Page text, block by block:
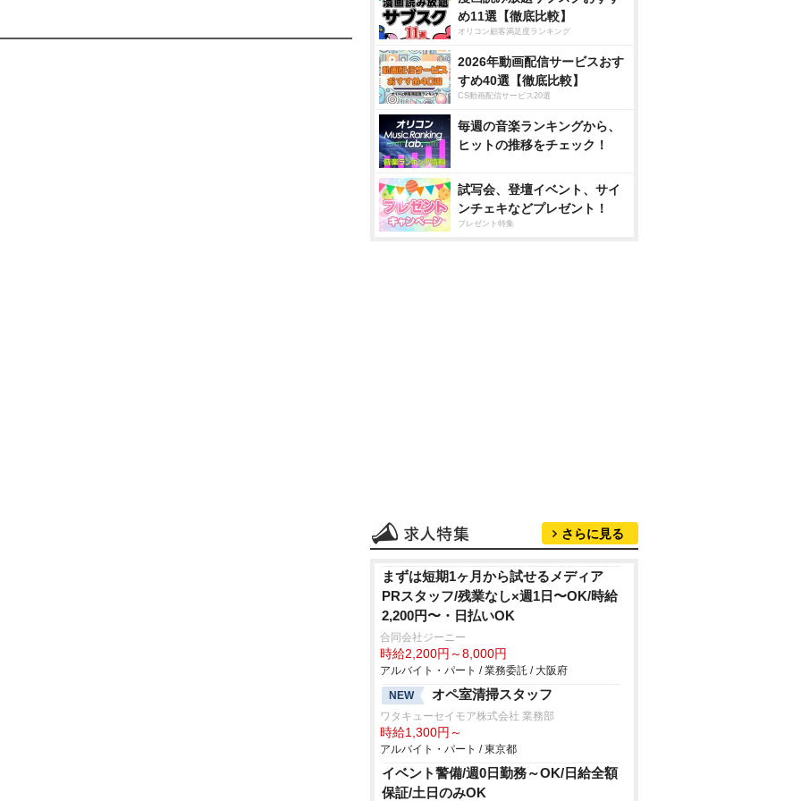
め11選【徹底比較】
オリコン顧客満足度ランキング
2026年動画配信サービスおす
すめ40選【徹底比較】
CS動画配信サービス20選
毎週の音楽ランキングから、
ヒットの推移をチェック！
試写会、登壇イベント、サイ
ンチェキなどプレゼント！
プレゼント特集
さらに見る
まずは短期1ヶ月から試せるメディア
PRスタッフ/残業なし×週1日〜OK/時給
2,200円〜・日払いOK
合同会社ジーニー
時給2,200円～8,000円
アルバイト・パート / 業務委託 / 大阪府
NEW
オペ室清掃スタッフ
ワタキューセイモア株式会社 業務部
時給1,300円～
アルバイト・パート / 東京都
イベント警備/週0日勤務～OK/日給全額
保証/土日のみOK